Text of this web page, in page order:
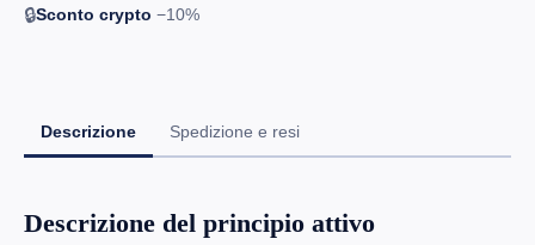
🔒Sconto crypto −10%
Descrizione Spedizione e resi
Descrizione del principio attivo